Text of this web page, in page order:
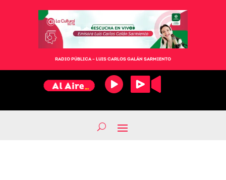
RADIO PÚBLICA – LUIS CARLOS GALÁN SARMIENTO